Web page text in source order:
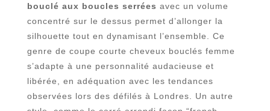
bouclé aux boucles serrées avec un volume
concentré sur le dessus permet d’allonger la
silhouette tout en dynamisant l’ensemble. Ce
genre de coupe courte cheveux bouclés femme
s’adapte à une personnalité audacieuse et
libérée, en adéquation avec les tendances
observées lors des défilés à Londres. Un autre